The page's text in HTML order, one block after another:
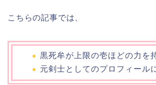
こちらの記事では、
黒死牟が上限の壱ほどの力を
元剣士としてのプロフィール